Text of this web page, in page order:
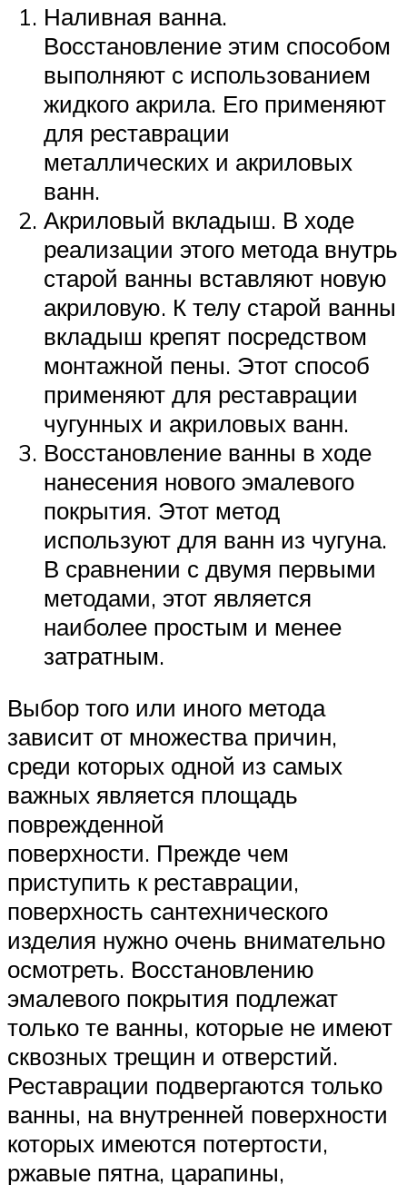
Наливная ванна.
Восстановление этим способом
выполняют с использованием
жидкого акрила. Его применяют
для реставрации
металлических и акриловых
ванн.
Акриловый вкладыш. В ходе
реализации этого метода внутрь
старой ванны вставляют новую
акриловую. К телу старой ванны
вкладыш крепят посредством
монтажной пены. Этот способ
применяют для реставрации
чугунных и акриловых ванн.
Восстановление ванны в ходе
нанесения нового эмалевого
покрытия. Этот метод
используют для ванн из чугуна.
В сравнении с двумя первыми
методами, этот является
наиболее простым и менее
затратным.
Выбор того или иного метода
зависит от множества причин,
среди которых одной из самых
важных является площадь
поврежденной
поверхности. Прежде чем
приступить к реставрации,
поверхность сантехнического
изделия нужно очень внимательно
осмотреть. Восстановлению
эмалевого покрытия подлежат
только те ванны, которые не имеют
сквозных трещин и отверстий.
Реставрации подвергаются только
ванны, на внутренней поверхности
которых имеются потертости,
ржавые пятна, царапины,